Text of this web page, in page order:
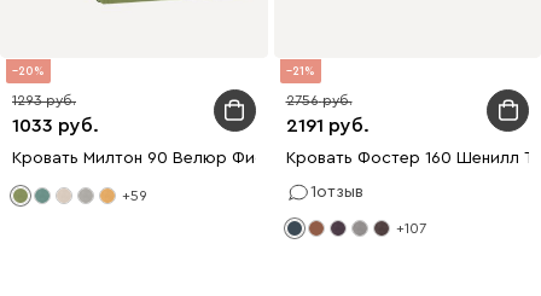
20
1033
1293
Кровать Милтон 90 Велюр Фисташковый
+59
21
2191
2756
Кровать Фостер 160 Шенилл
1отзыв
+107